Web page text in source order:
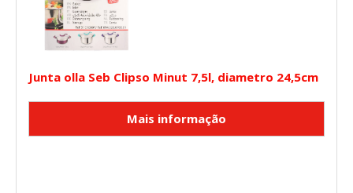
Junta olla Seb Clipso Minut 7,5l, diametro 24,5cm